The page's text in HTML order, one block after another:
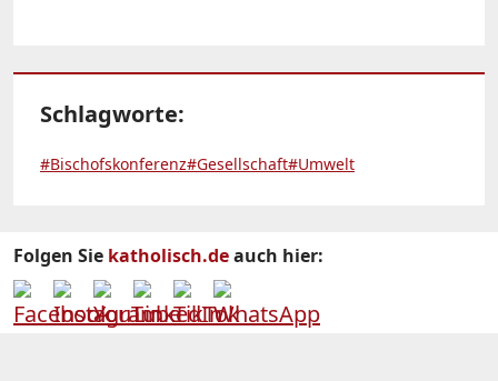
Schlagworte:
#Bischofskonferenz#Gesellschaft#Umwelt
Folgen Sie katholisch.deauch hier: